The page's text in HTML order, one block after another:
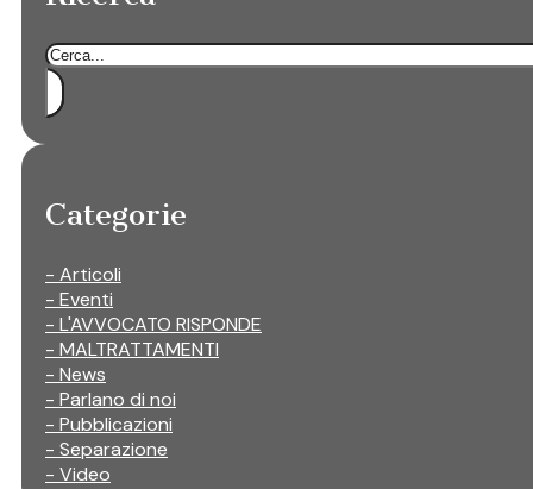
Cerca
Categorie
- Articoli
- Eventi
- L'AVVOCATO RISPONDE
- MALTRATTAMENTI
- News
- Parlano di noi
- Pubblicazioni
- Separazione
- Video